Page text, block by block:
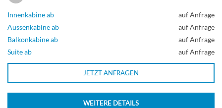
Innenkabine ab
auf Anfrage
Aussenkabine ab
auf Anfrage
Balkonkabine ab
auf Anfrage
Suite ab
auf Anfrage
JETZT ANFRAGEN
WEITERE DETAILS